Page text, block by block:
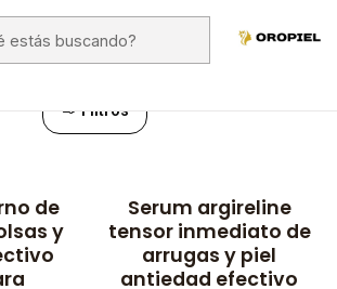
Serum
Filtros
de
y
Serum argireline
tensor inmediato de
arrugas y piel
antiedad efectivo